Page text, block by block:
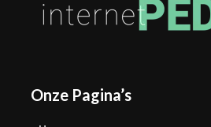
Onze Pagina’s